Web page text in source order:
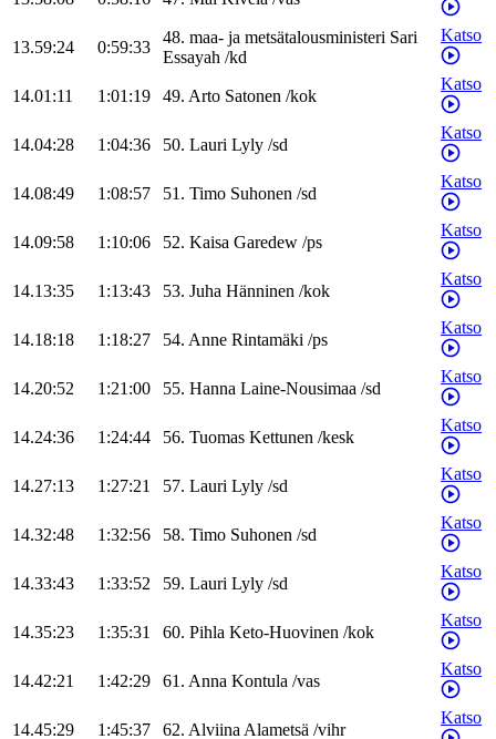
13.59:24 0:59:33
48. maa- ja metsätalousministeri Sari
Essayah /kd
Katso
14.01:11 1:01:19 49. Arto Satonen /kok
Katso
14.04:28 1:04:36 50. Lauri Lyly /sd
Katso
14.08:49 1:08:57 51. Timo Suhonen /sd
Katso
14.09:58 1:10:06 52. Kaisa Garedew /ps
Katso
14.13:35 1:13:43 53. Juha Hänninen /kok
Katso
14.18:18 1:18:27 54. Anne Rintamäki /ps
Katso
14.20:52 1:21:00 55. Hanna Laine-Nousimaa /sd
Katso
14.24:36 1:24:44 56. Tuomas Kettunen /kesk
Katso
14.27:13 1:27:21 57. Lauri Lyly /sd
Katso
14.32:48 1:32:56 58. Timo Suhonen /sd
Katso
14.33:43 1:33:52 59. Lauri Lyly /sd
Katso
14.35:23 1:35:31 60. Pihla Keto-Huovinen /kok
Katso
14.42:21 1:42:29 61. Anna Kontula /vas
Katso
14.45:29 1:45:37 62. AlviinaAlametsä /vihr
Katso